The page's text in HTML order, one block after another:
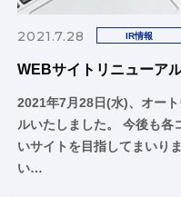
2021.7.28 IR情報
WEBサイトリニューア
2021年7月28日(水)、オー
ルいたしました。 今後も各
いサイトを目指してまいり
い…